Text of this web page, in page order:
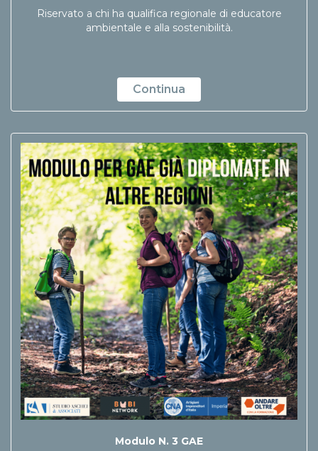
Riservato a chi ha qualifica regionale di educatore
ambientale e alla sostenibilità.
Continua
Modulo N. 3 GAE